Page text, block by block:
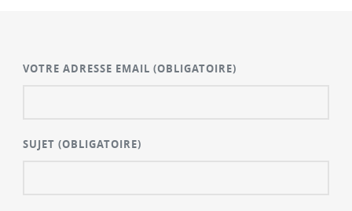
VOTRE ADRESSE EMAIL(OBLIGATOIRE)
SUJET(OBLIGATOIRE)